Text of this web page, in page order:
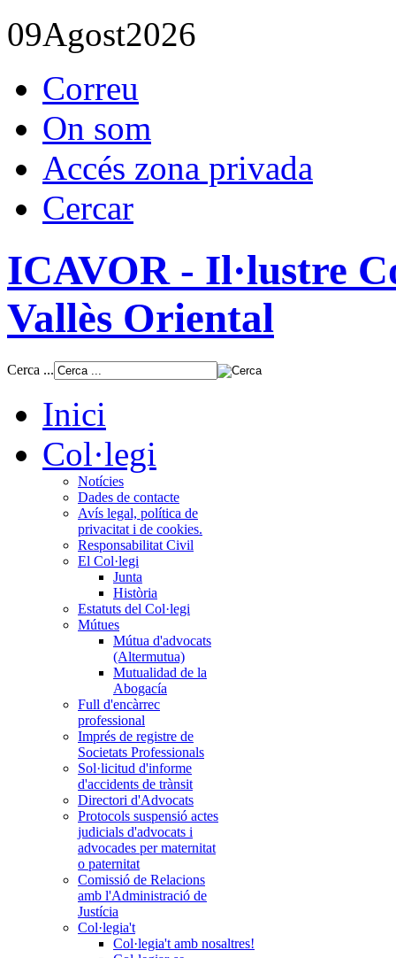
09Agost2026
Correu
On som
Accés zona privada
Cercar
ICAVOR - Il·lustre
Vallès Oriental
Cerca ...
Inici
Col·legi
Notícies
Dades de contacte
Avís legal, política de
privacitat i de cookies.
Responsabilitat Civil
El Col·legi
Junta
Història
Estatuts del Col·legi
Mútues
Mútua d'advocats
(Altermutua)
Mutualidad de la
Abogacía
Full d'encàrrec
professional
Imprés de registre de
Societats Professionals
Sol·licitud d'informe
d'accidents de trànsit
Directori d'Advocats
Protocols suspensió actes
judicials d'advocats i
advocades per maternitat
o paternitat
Comissió de Relacions
amb l'Administració de
Justícia
Col·legia't
Col·legia't amb nosaltres!